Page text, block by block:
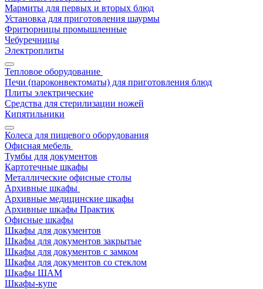
Мармиты для первых и вторых блюд
Установка для приготовления шаурмы
Фритюрницы промышленные
Чебуречницы
Электроплиты
Тепловое оборудование
Печи (пароконвектоматы) для приготовления блюд
Плиты электрические
Средства для стерилизации ножей
Кипятильники
Колеса для пищевого оборудования
Офисная мебель
Тумбы для документов
Картотечные шкафы
Металлические офисные столы
Архивные шкафы
Архивные медицинские шкафы
Архивные шкафы Практик
Офисные шкафы
Шкафы для документов
Шкафы для документов закрытые
Шкафы для документов с замком
Шкафы для документов со стеклом
Шкафы ШАМ
Шкафы-купе